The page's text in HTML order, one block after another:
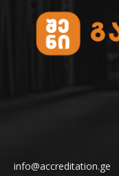
info@accreditation.ge